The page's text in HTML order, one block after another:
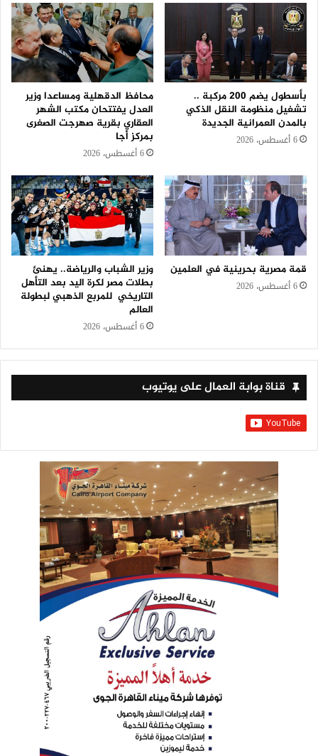
بأسطول يضم 200 مركبة ..
تشغيل منظومة النقل الذكي
بالمدن العمرانية الجديدة
6 أغسطس، 2026
محافظ الدقهلية ومساعدا وزير
العدل يفتتحان مكتب الشهر
العقاري بقرية صهرجت الصغرى
بمركز أجا
6 أغسطس، 2026
قمة مصرية بحرينية في العلمين
6 أغسطس، 2026
وزير الشباب والرياضة.. يهنئ
بطلات مصر لكرة اليد بعد التأهل
التاريخي للمربع الذهبي لبطولة
العالم
6 أغسطس، 2026
قناة بوابة العمال على يوتيوب